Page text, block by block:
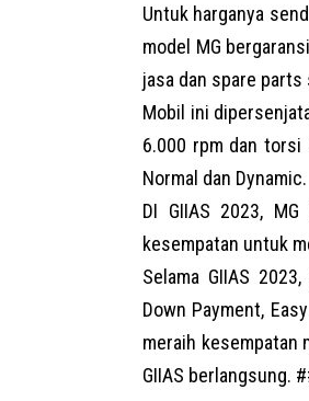
Untuk harganya
model MG
jasa dan spare
Mobil ini
6.000 rpm dan torsi
Normal dan Dynamic.
DI GIIAS 2023,
kesempatan untuk
Selama GIIAS
Down Payment,
meraih kesempatan
GIIAS berlangsung.